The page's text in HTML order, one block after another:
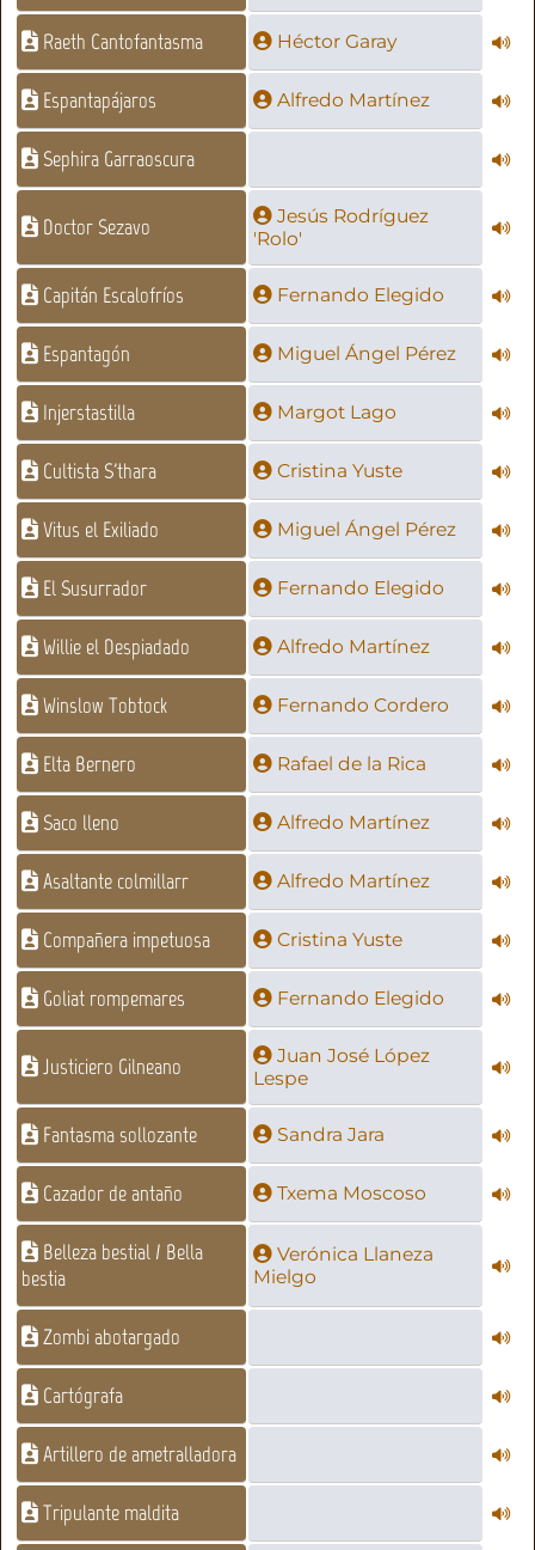
Raeth Cantofantasma Héctor Garay
Espantapájaros Alfredo Martínez
Sephira Garraoscura
Doctor Sezavo
Jesús Rodríguez
'Rolo'
Capitán Escalofríos Fernando Elegido
Espantagón Miguel Ángel Pérez
Injerstastilla Margot Lago
Cultista S'thara Cristina Yuste
Vitus el Exiliado Miguel Ángel Pérez
El Susurrador Fernando Elegido
Willie el Despiadado Alfredo Martínez
Winslow Tobtock Fernando Cordero
Elta Bernero Rafael de la Rica
Saco lleno Alfredo Martínez
Asaltante colmillarr Alfredo Martínez
Compañera impetuosa Cristina Yuste
Goliat rompemares Fernando Elegido
Justiciero Gilneano
Juan José López
Lespe
Fantasma sollozante Sandra Jara
Cazador de antaño Txema Moscoso
Belleza bestial / Bella
bestia
Verónica Llaneza
Mielgo
Zombi abotargado
Cartógrafa
Artillero de ametralladora
Tripulante maldita